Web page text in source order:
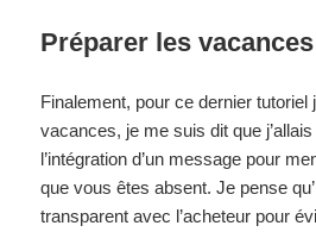
Préparer les vacances
Finalement, pour ce dernier tutoriel
vacances, je me suis dit que
l’intégration d’un message pour
que vous êtes absent. Je pense
transparent avec l’acheteur pour